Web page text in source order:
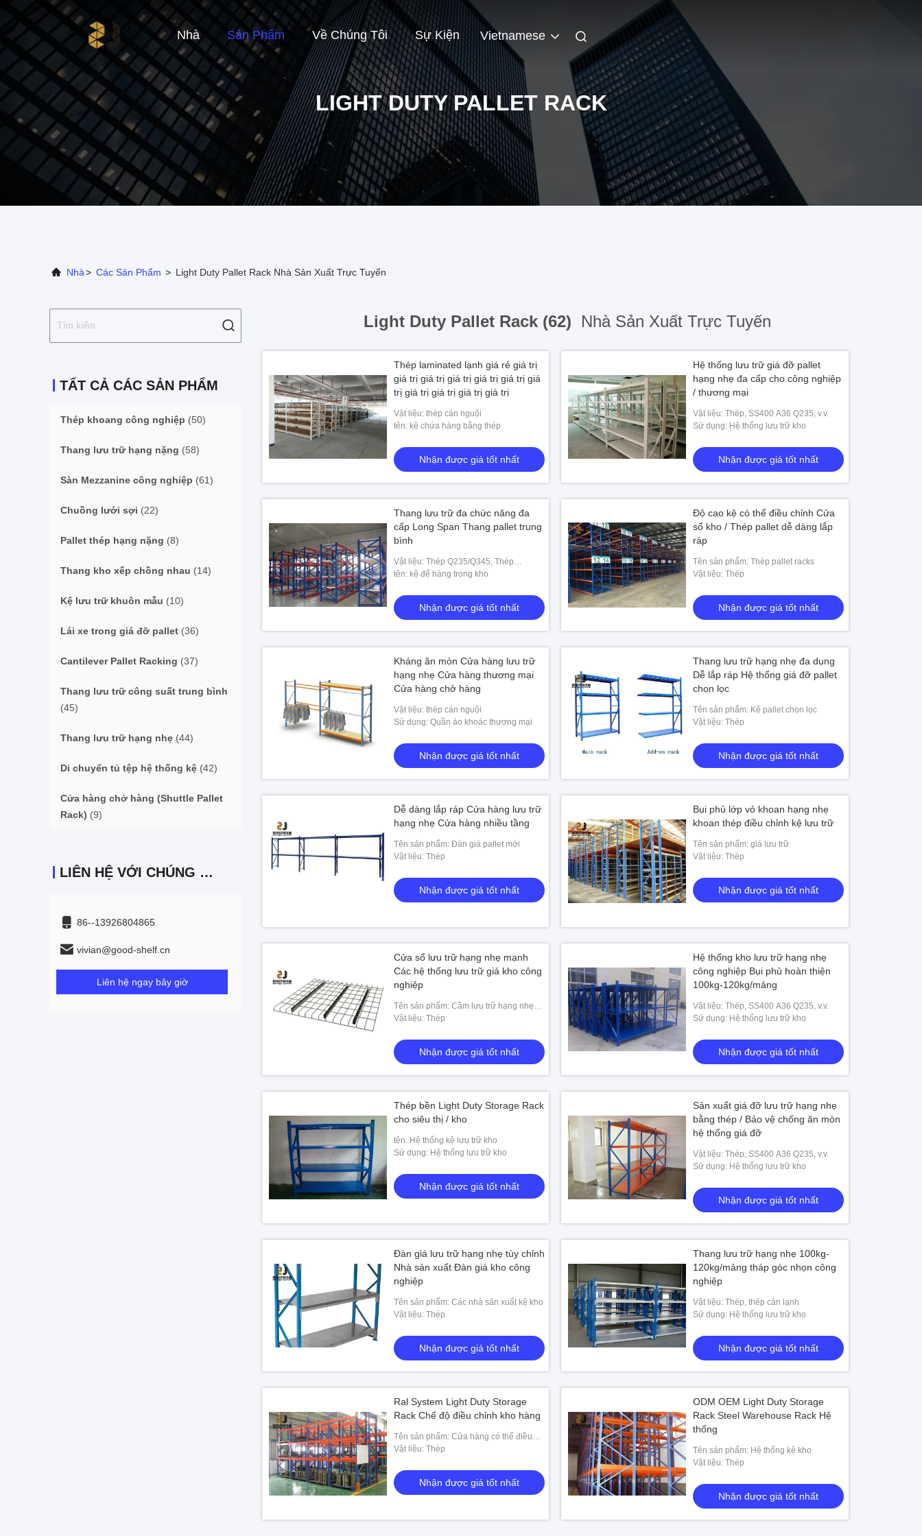
Nhà Sản Phẩm Về Chúng Tôi Sự Kiện Vietnamese
LIGHT DUTY PALLET RACK
Nhà> Các Sản Phẩm > Light Duty Pallet Rack Nhà Sản Xuất Trực Tuyến
TẤT CẢ CÁC SẢN PHẨM
Thép khoang công nghiệp (50)
Thang lưu trữ hạng nặng (58)
Sàn Mezzanine công nghiệp (61)
Chuồng lưới sợi (22)
Pallet thép hạng nặng (8)
Thang kho xếp chồng nhau (14)
Kệ lưu trữ khuôn mẫu (10)
Lái xe trong giá đỡ pallet (36)
Cantilever Pallet Racking (37)
Thang lưu trữ công suất trung bình
(45)
Thang lưu trữ hạng nhẹ (44)
Di chuyển tủ tệp hệ thống kệ (42)
Cửa hàng chở hàng (Shuttle Pallet
Rack) (9)
LIÊN HỆ VỚI CHÚNG TÔI
86--13926804865
vivian@good-shelf.cn
Liên hệ ngay bây giờ
Light Duty Pallet Rack (62) Nhà Sản Xuất Trực Tuyến
Thép laminated lạnh giá rẻ giá trị
giá trị giá trị giá trị giá trị giá trị giá
trị giá trị giá trị giá trị giá trị
Vật liệu: thép cán nguội
tên: kệ chứa hàng bằng thép
Nhận được giá tốt nhất
Hệ thống lưu trữ giá đỡ pallet
hạng nhẹ đa cấp cho công nghiệp
/ thương mại
Vật liệu: Thép, SS400 A36 Q235, v.v.
Sử dụng: Hệ thống lưu trữ kho
Nhận được giá tốt nhất
Thang lưu trữ đa chức năng đa
cấp Long Span Thang pallet trung
bình
Vật liệu: Thép Q235/Q345, Thép
Q235/245tên: kệ để hàng trong kho
Nhận được giá tốt nhất
Độ cao kệ có thể điều chỉnh Cửa
sổ kho / Thép pallet dễ dàng lắp
ráp
Tên sản phẩm: Thép pallet racks
Vật liệu: Thép
Nhận được giá tốt nhất
Kháng ăn mòn Cửa hàng lưu trữ
hạng nhẹ Cửa hàng thương mại
Cửa hàng chở hàng
Vật liệu: thép cán nguội
Sử dụng: Quần áo khoác thương mại
Nhận được giá tốt nhất
Thang lưu trữ hạng nhẹ đa dụng
Dễ lắp ráp Hệ thống giá đỡ pallet
chọn lọc
Tên sản phẩm: Kệ pallet chọn lọc
Vật liệu: Thép
Nhận được giá tốt nhất
Dễ dàng lắp ráp Cửa hàng lưu trữ
hạng nhẹ Cửa hàng nhiều tầng
Tên sản phẩm: Đàn giá pallet mới
Vật liệu: Thép
Nhận được giá tốt nhất
Bụi phủ lớp vỏ khoan hạng nhẹ
khoan thép điều chỉnh kệ lưu trữ
Tên sản phẩm: giá lưu trữ
Vật liệu: Thép
Nhận được giá tốt nhất
Cửa sổ lưu trữ hạng nhẹ mạnh
Các hệ thống lưu trữ giá kho công
nghiệp
Tên sản phẩm: Cầm lưu trữ hạng nhẹ
mạnh
Vật liệu: Thép
Nhận được giá tốt nhất
Hệ thống kho lưu trữ hạng nhẹ
công nghiệp Bụi phủ hoàn thiện
100kg-120kg/mảng
Vật liệu: Thép, SS400 A36 Q235, v.v.
Sử dụng: Hệ thống lưu trữ kho
Nhận được giá tốt nhất
Thép bền Light Duty Storage Rack
cho siêu thị / kho
tên: Hệ thống kệ lưu trữ kho
Sử dụng: Hệ thống lưu trữ kho
Nhận được giá tốt nhất
Sản xuất giá đỡ lưu trữ hạng nhẹ
bằng thép / Bảo vệ chống ăn mòn
hệ thống giá đỡ
Vật liệu: Thép, SS400 A36 Q235, v.v.
Sử dụng: Hệ thống lưu trữ kho
Nhận được giá tốt nhất
Đàn giá lưu trữ hạng nhẹ tùy chỉnh
Nhà sản xuất Đàn giá kho công
nghiệp
Tên sản phẩm: Các nhà sản xuất kệ kho
Vật liệu: Thép
Nhận được giá tốt nhất
Thang lưu trữ hạng nhẹ 100kg-
120kg/mảng tháp góc nhọn công
nghiệp
Vật liệu: Thép, thép cán lạnh
Sử dụng: Hệ thống lưu trữ kho
Nhận được giá tốt nhất
Ral System Light Duty Storage
Rack Chế độ điều chỉnh kho hàng
Tên sản phẩm: Cửa hàng có thể điều
chỉnh
Vật liệu: Thép
Nhận được giá tốt nhất
ODM OEM Light Duty Storage
Rack Steel Warehouse Rack Hệ
thống
Tên sản phẩm: Hệ thống kệ kho
Vật liệu: Thép
Nhận được giá tốt nhất